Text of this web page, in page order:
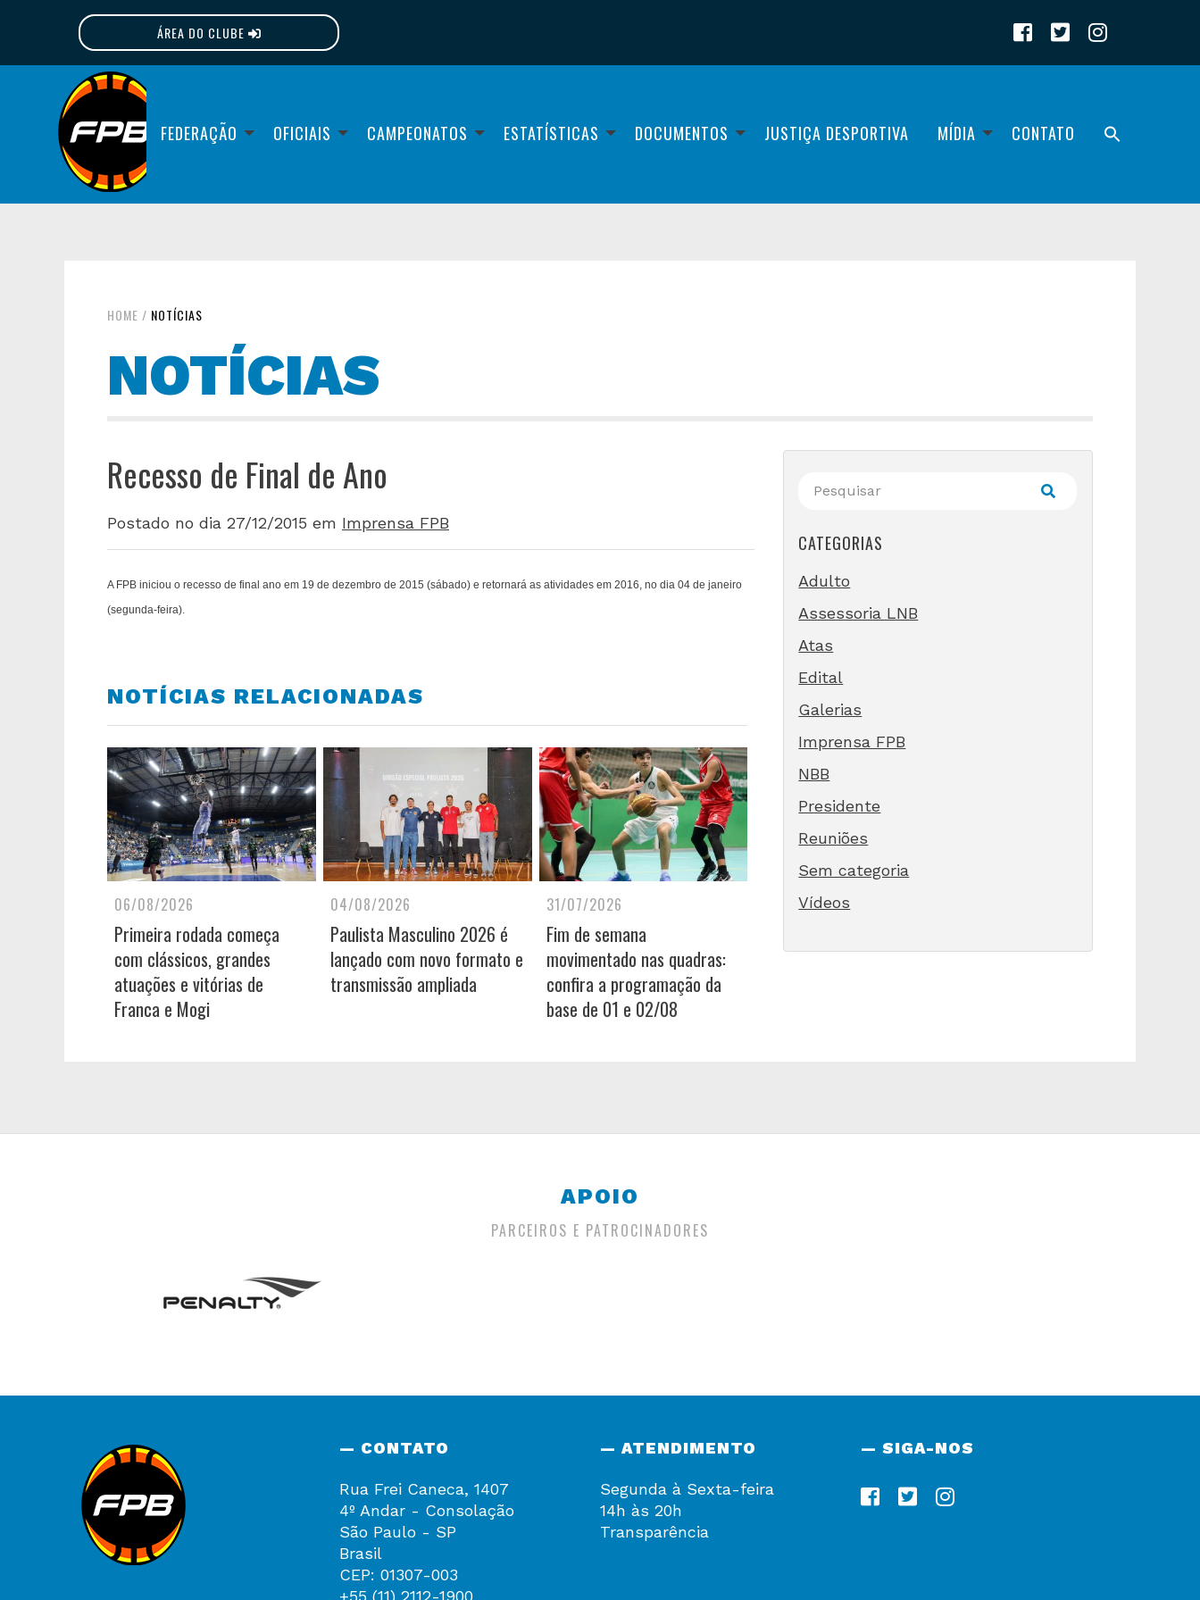
ÁREA DO CLUBE
FEDERAÇÃO OFICIAIS CAMPEONATOS ESTATÍSTICAS DOCUMENTOS JUSTIÇA DESPORTIVA MÍDIA CONTATO
HOME / NOTÍCIAS
NOTÍCIAS
Recesso de Final de Ano
Postado no dia 27/12/2015 em Imprensa FPB
A FPB iniciou o recesso de final ano em 19 de dezembro de 2015 (sábado) e retornará as atividades em 2016, no dia 04 de janeiro
(segunda-feira).
NOTÍCIAS RELACIONADAS
06/08/2026
Primeira rodada começa
com clássicos, grandes
atuações e vitórias de
Franca e Mogi
04/08/2026
Paulista Masculino 2026 é
lançado com novo formato e
transmissão ampliada
31/07/2026
Fim de semana
movimentado nas quadras:
confira a programação da
base de 01 e 02/08
CATEGORIAS
Adulto
Assessoria LNB
Atas
Edital
Galerias
Imprensa FPB
NBB
Presidente
Reuniões
Sem categoria
Vídeos
APOIO
PARCEIROS E PATROCINADORES
— CONTATO
Rua Frei Caneca, 1407
4º Andar - Consolação
São Paulo - SP
Brasil
CEP: 01307-003
+55 (11) 2112-1900
— ATENDIMENTO
Segunda à Sexta-feira
14h às 20h
Transparência
— SIGA-NOS